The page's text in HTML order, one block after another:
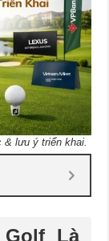
lưu ý triển khai.
Golf Là